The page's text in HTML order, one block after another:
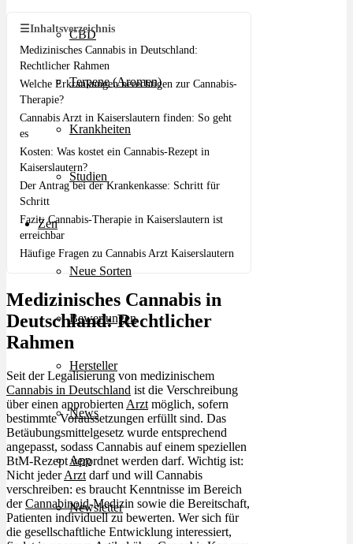
CBD
Terpene (Aromen)
Krankheiten
Studien
Zen
Neue Sorten
Bewertungen
Hersteller
News
App
Newsletter
☰Inhaltsverzeichnis
Medizinisches Cannabis in Deutschland:
Rechtlicher Rahmen
Welche Erkrankungen berechtigen zur Cannabis-
Therapie?
Cannabis Arzt in Kaiserslautern finden: So geht
es
Kosten: Was kostet ein Cannabis-Rezept in
Kaiserslautern?
Der Antrag bei der Krankenkasse: Schritt für
Schritt
Fazit: Cannabis-Therapie in Kaiserslautern ist
erreichbar
Häufige Fragen zu Cannabis Arzt Kaiserslautern
Medizinisches Cannabis in
Deutschland: Rechtlicher
Rahmen
Seit der Legalisierung von medizinischem
Cannabis in Deutschland ist die Verschreibung
über einen approbierten Arzt möglich, sofern
bestimmte Voraussetzungen erfüllt sind. Das
Betäubungsmittelgesetz wurde entsprechend
angepasst, sodass Cannabis auf einem speziellen
BtM-Rezept verordnet werden darf. Wichtig ist:
Nicht jederArzt darf und will Cannabis
verschreiben: es braucht Kenntnisse im Bereich
derCannabinoid-Medizin sowie die Bereitschaft,
Patienten individuell zu bewerten. Wer sich für
die gesellschaftliche Entwicklung interessiert,